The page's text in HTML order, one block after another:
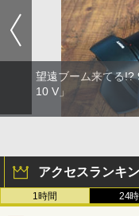
望遠ブーム来てる!?
10 V」
アクセスランキ
1時間 24